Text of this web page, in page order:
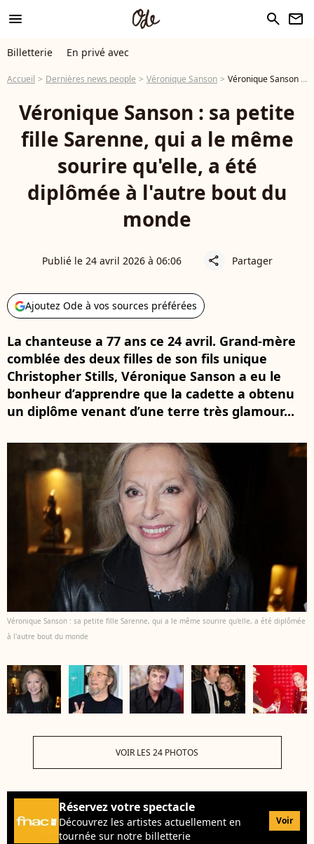
menu search newsletter
Billetterie En privé avec
Accueil Dernières news people Véronique Sanson Véronique Sanson : sa petite fille Sarenne, qui a le même sourire qu'elle, a été diplômée à l'autre bout du monde
Véronique Sanson : sa petite
fille Sarenne, qui a le même
sourire qu'elle, a été
diplômée à l'autre bout du
monde
Publié le 24 avril 2026 à 06:06 share Partager
Ajoutez Ode à vos sources préférées
La chanteuse a 77 ans ce 24 avril. Grand-mère
comblée des deux filles de son fils unique
Christopher Stills, Véronique Sanson a eu le
bonheur d’apprendre que la cadette a obtenu
un diplôme venant d’une terre très glamour...
Véronique Sanson : sa petite fille Sarenne, qui a le même sourire qu'elle, a été diplômée
à l'autre bout du monde
VOIR LES 24 PHOTOS
Réservez votre spectacle
Découvrez les artistes actuellement en
tournée sur notre billetterie
Voir